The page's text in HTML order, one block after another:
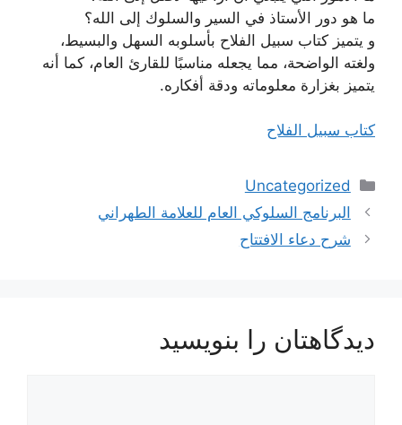
ما هو دور الأستاذ في السير والسلوك إلى الله؟
و يتميز كتاب سبيل الفلاح بأسلوبه السهل والبسيط،
ولغته الواضحة، مما يجعله مناسبًا للقارئ العام، كما أنه
يتميز بغزارة معلوماته ودقة أفكاره.
كتاب سبيل الفلاح
دسته‌ها
Uncategorized
ناوبری
نوشته‌ها
البرنامج السلوكي العام للعلامة الطهراني
شرح دعاء الافتتاح
دیدگاهتان را بنویسید